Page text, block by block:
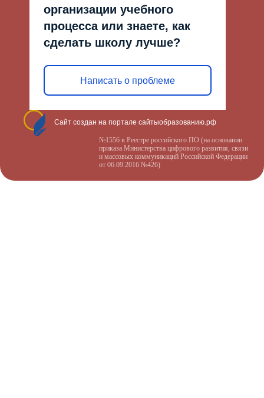
организации учебного
процесса или знаете, как
сделать школу лучше?
Написать о проблеме
Сайт создан на портале сайтыобразованию.рф
№1556 в Реестре российского ПО (на основании
приказа Министерства цифрового развития, связи
и массовых коммуникаций Российской Федерации
от 06.09.2016 №426)